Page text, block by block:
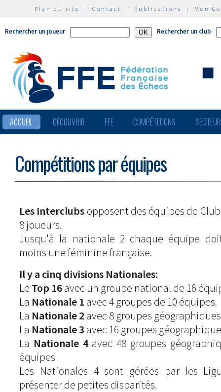
Plan du site | Contact | Publications | Mon
Rechercher un joueur Rechercher un club
ACCUEIL DÉCOUVRIR FFE COMPÉTITIONS
Compétitions par équipes
Les Interclubs opposent des équipes de
8 joueurs.
Jusqu'à la nationale 2 chaque équipe
moins une féminine française.
Il y a cinq divisions Nationales:
Le Top 16avec un groupe national de 16
La Nationale 1 avec 4 groupes de 10 équipes.
La Nationale 2 avec 8 groupes
La Nationale 3 avec 16 groupes
La Nationale 4avec 48 groupes
équipes
Les Nationales 4 sont gérées par les
présenter de petites disparités.